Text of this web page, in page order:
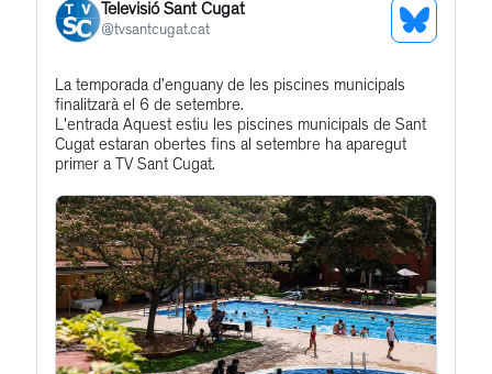
Televisió Sant Cugat
@tvsantcugat.cat
See
Get
to
this
post
La temporada d’enguany de les piscines municipals
finalitzarà el 6 de setembre.
L'entrada Aquest estiu les piscines municipals de Sant
Cugat estaran obertes fins al setembre ha aparegut
primer a TV Sant Cugat.